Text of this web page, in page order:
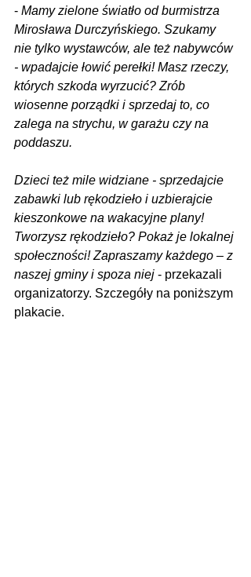
- Mamy zielone światło od burmistrza
Mirosława Durczyńskiego. Szukamy
nie tylko wystawców, ale też nabywców
- wpadajcie łowić perełki! Masz rzeczy,
których szkoda wyrzucić? Zrób
wiosenne porządki i sprzedaj to, co
zalega na strychu, w garażu czy na
poddaszu.
Dzieci też mile widziane - sprzedajcie
zabawki lub rękodzieło i uzbierajcie
kieszonkowe na wakacyjne plany!
Tworzysz rękodzieło? Pokaż je lokalnej
społeczności! Zapraszamy każdego – z
naszej gminy i spoza niej - przekazali
organizatorzy. Szczegóły na poniższym
plakacie.